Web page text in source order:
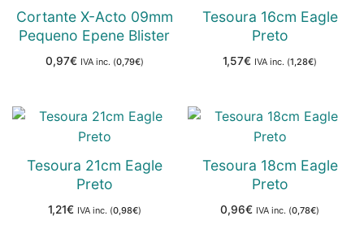
Cortante X-Acto 09mm
Pequeno Epene Blister
0,97€ IVA inc. (0,79€)
Tesoura 16cm Eagle
Preto
1,57€ IVA inc. (1,28€)
Tesoura 21cm Eagle
Preto
1,21€ IVA inc. (0,98€)
Tesoura 18cm Eagle
Preto
0,96€ IVA inc. (0,78€)